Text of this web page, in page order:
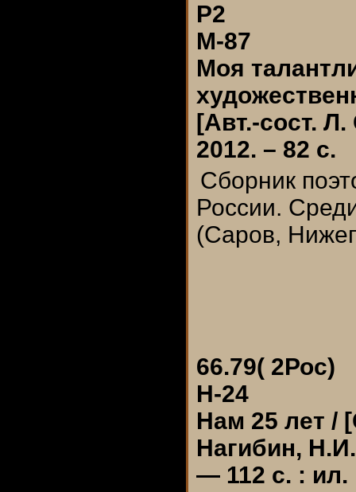
Р2
М-87
Моя
[Авт.-сост.
2012. – 82 с.
Сборник
России.
(Саров,
66.79( 2Рос)
Н-24
Нам 25 лет /
Нагибин,
— 112 с. : ил.